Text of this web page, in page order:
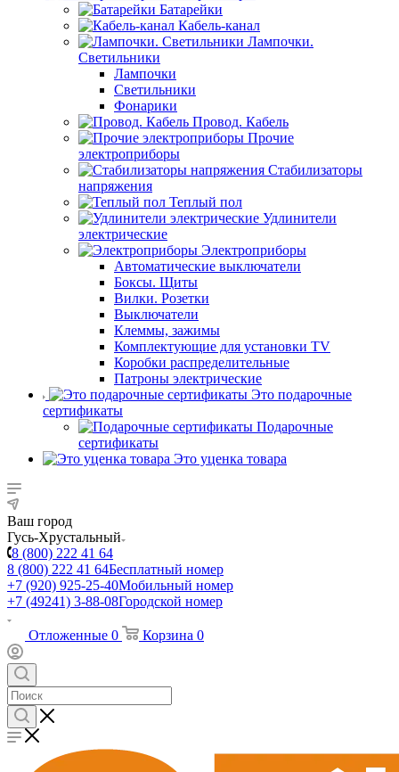
Батарейки
Кабель-канал
Лампочки.
Светильники
Лампочки
Светильники
Фонарики
Провод. Кабель
Прочие
электроприборы
Стабилизаторы
напряжения
Теплый пол
Удлинители
электрические
Электроприборы
Автоматические выключатели
Боксы. Щиты
Вилки. Розетки
Выключатели
Клеммы, зажимы
Комплектующие для установки TV
Коробки распределительные
Патроны электрические
Это подарочные
сертификаты
Подарочные
сертификаты
Это уценка товара
Ваш город
Гусь-Хрустальный
8 (800) 222 41 64
8 (800) 222 41 64Бесплатный номер
+7 (920) 925-25-40Мобильный номер
+7 (49241) 3-88-08Городской номер
Отложенные 0 Корзина 0